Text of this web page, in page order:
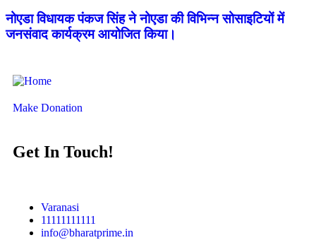
नोएडा विधायक पंकज सिंह ने नोएडा की विभिन्न सोसाइटियों में
जनसंवाद कार्यक्रम आयोजित किया।
Make Donation
Get In Touch!
Varanasi
11111111111
info@bharatprime.in